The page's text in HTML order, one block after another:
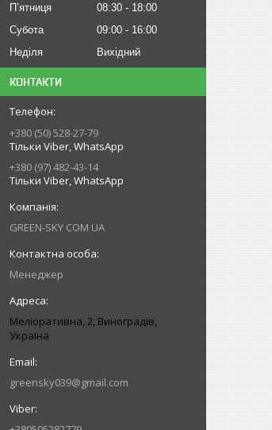
Пʼятниця
08:30
18:00
Субота
09:00
16:00
Неділя
Вихідний
КОНТАКТИ
+380 (50) 528-27-79
Тільки Viber, WhatsApp
+380 (97) 482-43-14
Тільки Viber, WhatsApp
GREEN-SKY COM UA
Менеджер
Меліоративна, 2, Виноградів,
Україна
greensky039@gmail.com